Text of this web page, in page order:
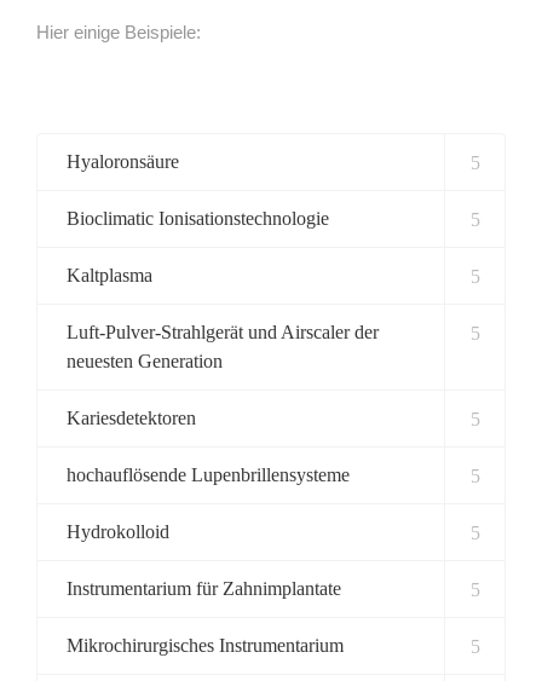
Hier einige Beispiele:
Hyaloronsäure
Bioclimatic Ionisationstechnologie
Kaltplasma
Luft-Pulver-Strahlgerät und Airscaler der
neuesten Generation
Kariesdetektoren
hochauflösende Lupenbrillensysteme
Hydrokolloid
Instrumentarium für Zahnimplantate
Mikrochirurgisches Instrumentarium